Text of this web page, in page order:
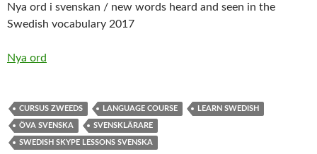
Nya ord i svenskan / new words heard and seen in the
Swedish vocabulary 2017
Nya ord
CURSUS ZWEEDS LANGUAGE COURSE LEARN SWEDISH
ÖVA SVENSKA SVENSKLÄRARE
SWEDISH SKYPE LESSONS SVENSKA